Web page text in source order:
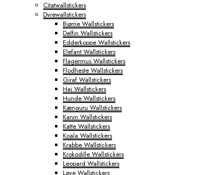
Citatwallstickers
Dyrewallstickers
Bjørne Wallstickers
Delfin Wallstickers
Edderkoppe Wallstickers
Elefant Wallstickers
Flagermus Wallstickers
Flodheste Wallstickers
Giraf Wallstickers
Haj Wallstickers
Hunde Wallstickers
Kænguru Wallstickers
Kanin Wallstickers
Katte Wallstickers
Koala Wallstickers
Krabbe Wallstickers
Krokodille Wallstickers
Leopard Wallstickers
Løve Wallstickers